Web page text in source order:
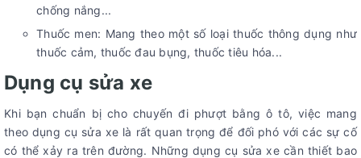
chống nắng...
Thuốc men: Mang theo một số loại thuốc thông dụng như
thuốc cảm, thuốc đau bụng, thuốc tiêu hóa...
Dụng cụ sửa xe
Khi bạn chuẩn bị cho chuyến đi phượt bằng ô tô, việc mang
theo dụng cụ sửa xe là rất quan trọng để đối phó với các sự cố
có thể xảy ra trên đường. Những dụng cụ sửa xe cần thiết bao